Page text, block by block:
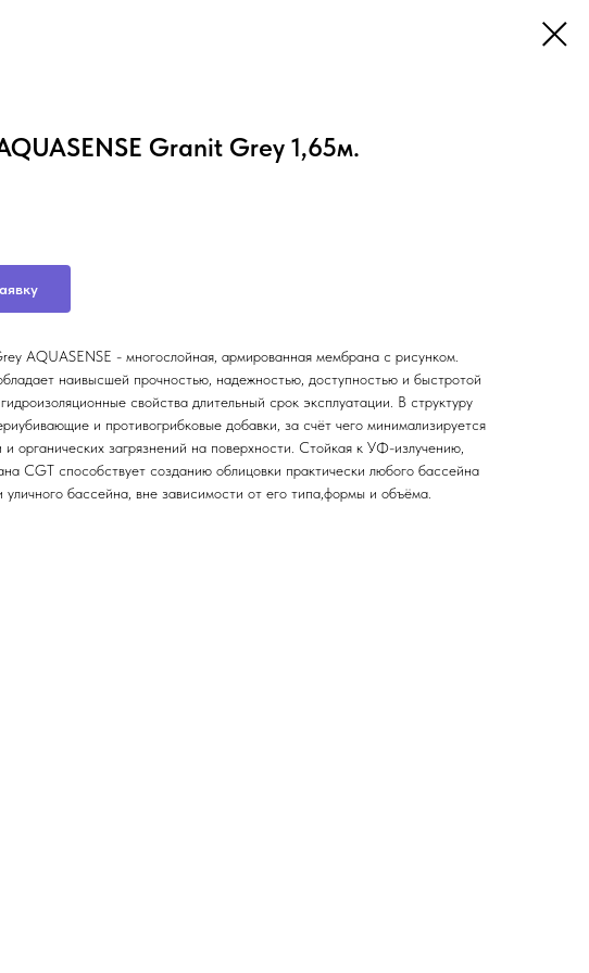
Granit Grey 1,65м.
AQUASENSE - многослойная, армированная мембрана c рисунком.
наивысшей прочностью, надежностью, доступностью и быстротой
свойства длительный срок эксплуатации. В структуру
и противогрибковые добавки, за счёт чего минимализируется
и органических загрязнений на поверхности. Стойкая к УФ-излучению,
CGT способствует созданию облицовки практически любого бассейна
бассейна, вне зависимости от его типа,формы и объёма.